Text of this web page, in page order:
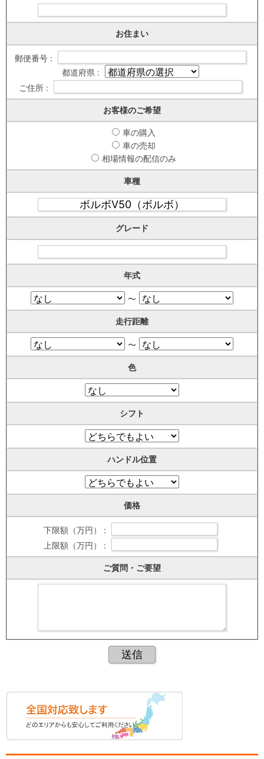
お住まい
郵便番号 :
都道府県 :
ご住所 :
お客様のご希望
車の購入
車の売却
相場情報の配信のみ
車種
グレード
年式
〜
走行距離
〜
色
シフト
ハンドル位置
価格
下限額（万円） :
上限額（万円） :
ご質問・ご要望